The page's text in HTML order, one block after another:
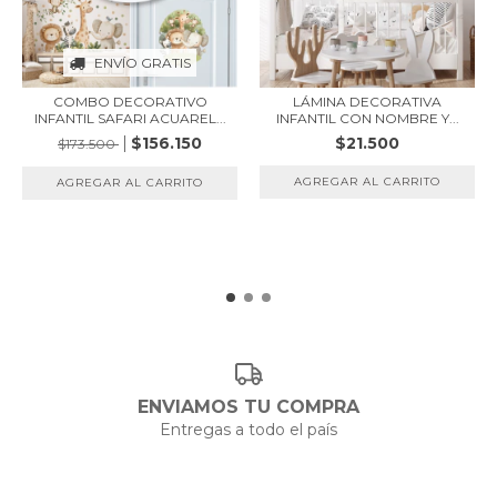
ENVÍO GRATIS
COMBO DECORATIVO
INFANTIL SAFARI ACUAREL...
$173.500
$156.150
LÁMINA DECORATIVA
INFANTIL CON NOMBRE Y...
$21.500
AGREGAR AL CARRITO
ENVIAMOS TU COMPRA
Entregas a todo el país